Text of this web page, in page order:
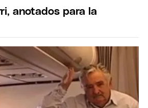
anotados para la